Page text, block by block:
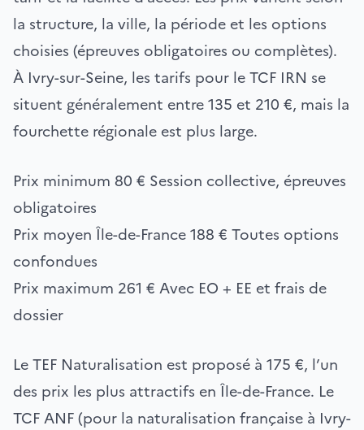
la structure, la ville, la période et les options
choisies (épreuves obligatoires ou complètes).
À Ivry-sur-Seine, les tarifs pour le TCF IRN se
situent généralement entre 135 et 210 €, mais la
fourchette régionale est plus large.
Prix minimum 80 € Session collective, épreuves
obligatoires
Prix moyen Île-de-France188 € Toutes options
confondues
Prix maximum 261 € Avec EO + EE et frais de
dossier
Le TEF Naturalisation est proposé à 175 €, l’un
des prix les plus attractifs en Île-de-France. Le
TCF ANF (pour la naturalisation française à Ivry-